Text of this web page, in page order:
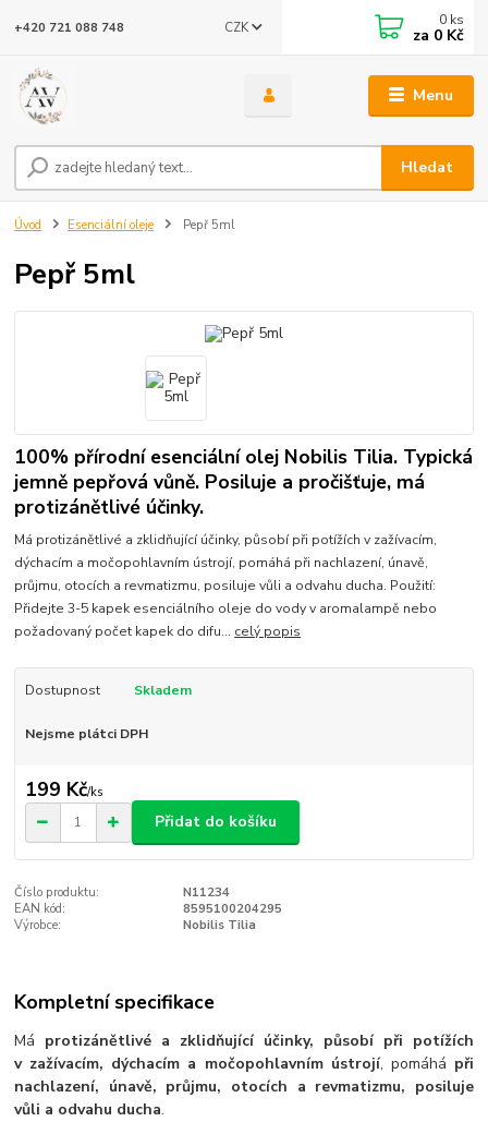
Menu
CZK
Hledat
+420 721 088 748 0 ks
za 0 Kč
Úvod Esenciální oleje Pepř 5ml
Pepř 5ml
100% přírodní esenciální olej Nobilis Tilia. Typická
jemně pepřová vůně. Posiluje a pročišťuje, má
protizánětlivé účinky.
Má protizánětlivé a zklidňující účinky, působí při potížích v zažívacím,
dýchacím a močopohlavním ústrojí, pomáhá při nachlazení, únavě,
průjmu, otocích a revmatizmu, posiluje vůli a odvahu ducha. Použití:
Přidejte 3-5 kapek esenciálního oleje do vody v aromalampě nebo
požadovaný počet kapek do difu... celý popis
Dostupnost Skladem
Nejsme plátci DPH
199 Kč/ks
Přidat do košíku
Číslo produktu:
N11234
EAN kód:
8595100204295
Výrobce:
Nobilis Tilia
Kompletní specifikace
Má protizánětlivé a zklidňující účinky, působí při potížích
v zažívacím, dýchacím a močopohlavním ústrojí, pomáhá při
nachlazení, únavě, průjmu, otocích a revmatizmu, posiluje
vůli a odvahu ducha.